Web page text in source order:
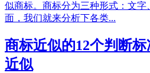
似商标。商标分为三种形式：文
面，我们就来分析下各类...
商标近似的12个判断
近似